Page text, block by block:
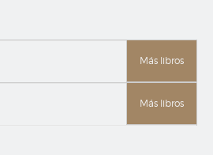
Más libros
Más libros